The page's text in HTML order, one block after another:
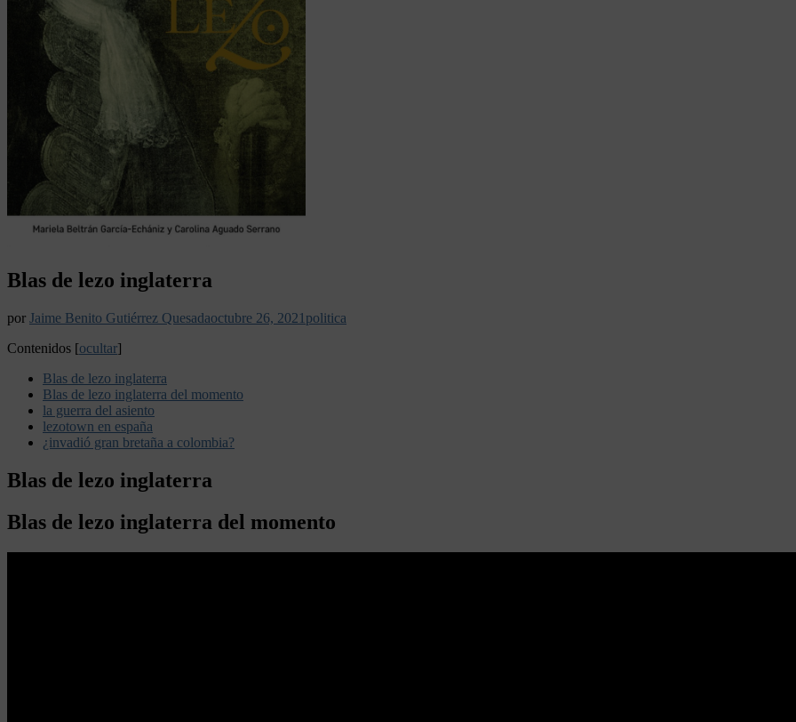
Blas de lezo inglaterra
por Jaime Benito Gutiérrez Quesadaoctubre 26, 2021 politica
Contenidos [ocultar]
Blas de lezo inglaterra
Blas de lezo inglaterra del momento
la guerra del asiento
lezotown en españa
¿invadió gran bretaña a colombia?
Blas de lezo inglaterra
Blas de lezo inglaterra del momento